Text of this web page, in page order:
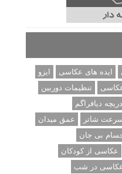
ایده های عکاسی
ایزو
تنظیمات دوربین
دریچه دیافراگم
شاتر
عمق میدان
بی جان
عکاسی از کودکان
در شب